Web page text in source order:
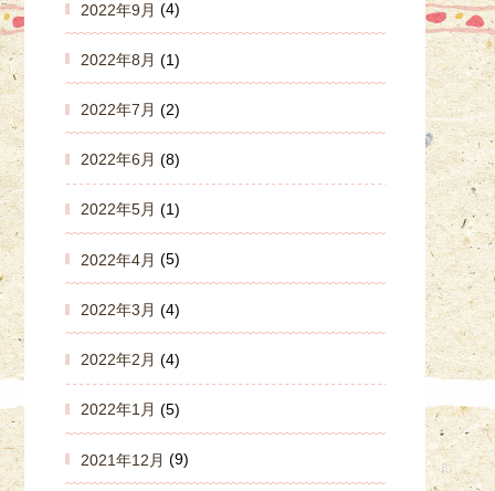
2022年9月 (4)
2022年8月 (1)
2022年7月 (2)
2022年6月 (8)
2022年5月 (1)
2022年4月 (5)
2022年3月 (4)
2022年2月 (4)
2022年1月 (5)
2021年12月 (9)